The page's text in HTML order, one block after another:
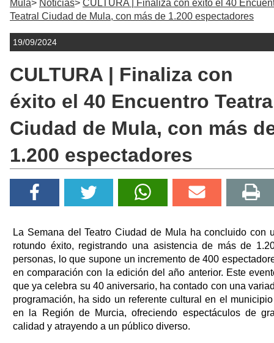
Mula Noticias
CULTURA | Finaliza con éxito el 40
Teatral Ciudad de Mula, con más de 1.200 espectadores
19/09/2024
CULTURA | Finaliza con
éxito el 40 Encuentro
Ciudad de Mula, con más
1.200 espectadores
La Semana del Teatro Ciudad de Mula ha concluido con
rotundo éxito, registrando una asistencia de más de
personas, lo que supone un incremento de 400
en comparación con la edición del año anterior. Este
que ya celebra su 40 aniversario, ha contado con una
programación, ha sido un referente cultural en el
en la Región de Murcia, ofreciendo espectáculos de
calidad y atrayendo a un público diverso.